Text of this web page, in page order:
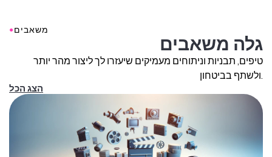
●משאבים
גלה משאבים
טיפים, תבניות וניתוחים מעמיקים שיעזרו לך ליצור מהר יותר
הצג הכל